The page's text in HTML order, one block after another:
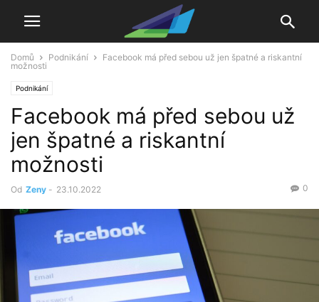
Domů Podnikání
Facebook má před sebou už jen špatné a riskantní
možnosti
Podnikání
Facebook má před sebou už
jen špatné a riskantní
možnosti
Od Zeny - 23.10.2022 0